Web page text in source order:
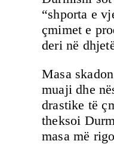
“shporta e
çmimet e
deri në
Masa
muaji dhe
drastike të
theksoi
masa më